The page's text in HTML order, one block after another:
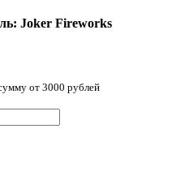
Joker Fireworks
от 3000 рублей